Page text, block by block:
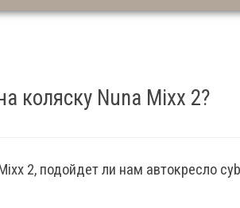
коляску Nuna Mixx 2?
2, подойдет ли нам автокресло